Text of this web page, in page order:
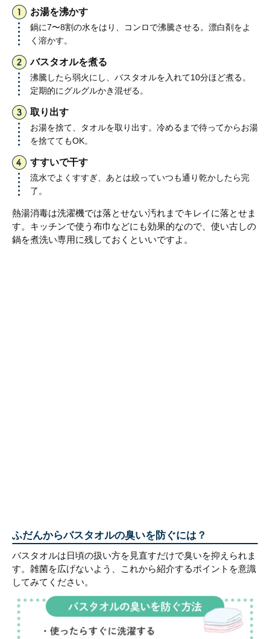
お湯を沸かす
鍋に7〜8割の水をはり、コンロで沸騰させる。漂白剤をよ
く溶かす。
バスタオルを煮る
沸騰したら弱火にし、バスタオルを入れて10分ほど煮る。
定期的にグルグルかき混ぜる。
取り出す
お湯を捨て、タオルを取り出す。冷めるまで待ってからお湯
を捨ててもOK。
すすいで干す
流水でよくすすぎ、あとは絞っていつも通り乾かしたら完
了。
熱湯消毒は洗濯機では落とせない汚れまでキレイに落とせま
す。キッチンで使う布巾などにも効果的なので、使い古しの
鍋を煮洗い専用に残しておくといいですよ。
ふだんからバスタオルの臭いを防ぐには？
バスタオルは日頃の扱い方を見直すだけで臭いを抑えられま
す。雑菌を広げないよう、これから紹介するポイントを意識
してみてください。